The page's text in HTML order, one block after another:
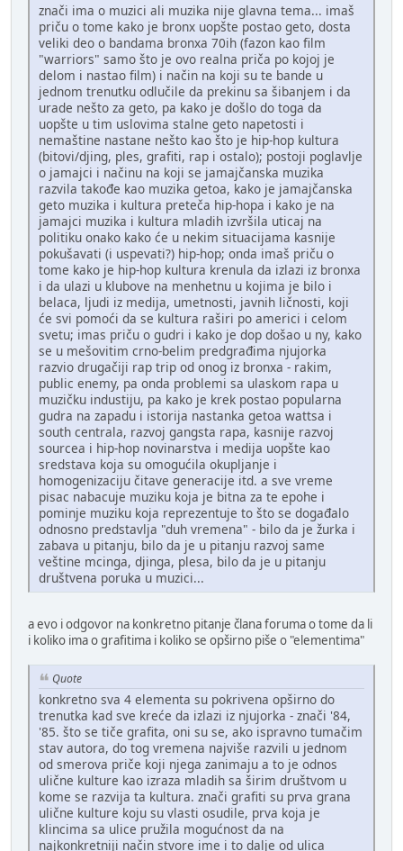
znači ima o muzici ali muzika nije glavna tema... imaš
priču o tome kako je bronx uopšte postao geto, dosta
veliki deo o bandama bronxa 70ih (fazon kao film
"warriors" samo što je ovo realna priča po kojoj je
delom i nastao film) i način na koji su te bande u
jednom trenutku odlučile da prekinu sa šibanjem i da
urade nešto za geto, pa kako je došlo do toga da
uopšte u tim uslovima stalne geto napetosti i
nemaštine nastane nešto kao što je hip-hop kultura
(bitovi/djing, ples, grafiti, rap i ostalo); postoji poglavlje
o jamajci i načinu na koji se jamajčanska muzika
razvila takođe kao muzika getoa, kako je jamajčanska
geto muzika i kultura preteča hip-hopa i kako je na
jamajci muzika i kultura mladih izvršila uticaj na
politiku onako kako će u nekim situacijama kasnije
pokušavati (i uspevati?) hip-hop; onda imaš priču o
tome kako je hip-hop kultura krenula da izlazi iz bronxa
i da ulazi u klubove na menhetnu u kojima je bilo i
belaca, ljudi iz medija, umetnosti, javnih ličnosti, koji
će svi pomoći da se kultura raširi po americi i celom
svetu; imas priču o gudri i kako je dop došao u ny, kako
se u mešovitim crno-belim predgrađima njujorka
razvio drugačiji rap trip od onog iz bronxa - rakim,
public enemy, pa onda problemi sa ulaskom rapa u
muzičku industiju, pa kako je krek postao popularna
gudra na zapadu i istorija nastanka getoa wattsa i
south centrala, razvoj gangsta rapa, kasnije razvoj
sourcea i hip-hop novinarstva i medija uopšte kao
sredstava koja su omogućila okupljanje i
homogenizaciju čitave generacije itd. a sve vreme
pisac nabacuje muziku koja je bitna za te epohe i
pominje muziku koja reprezentuje to što se događalo
odnosno predstavlja "duh vremena" - bilo da je žurka i
zabava u pitanju, bilo da je u pitanju razvoj same
veštine mcinga, djinga, plesa, bilo da je u pitanju
društvena poruka u muzici...
a evo i odgovor na konkretno pitanje člana foruma o tome da li
i koliko ima o grafitima i koliko se opširno piše o "elementima"
Quote
konkretno sva 4 elementa su pokrivena opširno do
trenutka kad sve kreće da izlazi iz njujorka - znači '84,
'85. što se tiče grafita, oni su se, ako ispravno tumačim
stav autora, do tog vremena najviše razvili u jednom
od smerova priče koji njega zanimaju a to je odnos
ulične kulture kao izraza mladih sa širim društvom u
kome se razvija ta kultura. znači grafiti su prva grana
ulične kulture koju su vlasti osudile, prva koja je
klincima sa ulice pružila mogućnost da na
najkonkretniji način stvore ime i to dalje od ulica